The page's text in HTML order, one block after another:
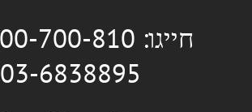
03-6838895